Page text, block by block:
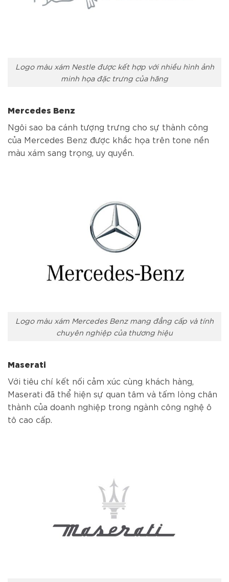
Logo màu xám Nestle được kết hợp với nhiều hình ảnh
minh họa đặc trưng của hãng
Mercedes Benz
Ngôi sao ba cánh tượng trưng cho sự thành công
của Mercedes Benz được khắc họa trên tone nền
màu xám sang trọng, uy quyền.
Logo màu xám Mercedes Benz mang đẳng cấp và tính
chuyên nghiệp của thương hiệu
Maserati
Với tiêu chí kết nối cảm xúc cùng khách hàng,
Maserati đã thể hiện sự quan tâm và tấm lòng chân
thành của doanh nghiệp trong ngành công nghệ ô
tô cao cấp.